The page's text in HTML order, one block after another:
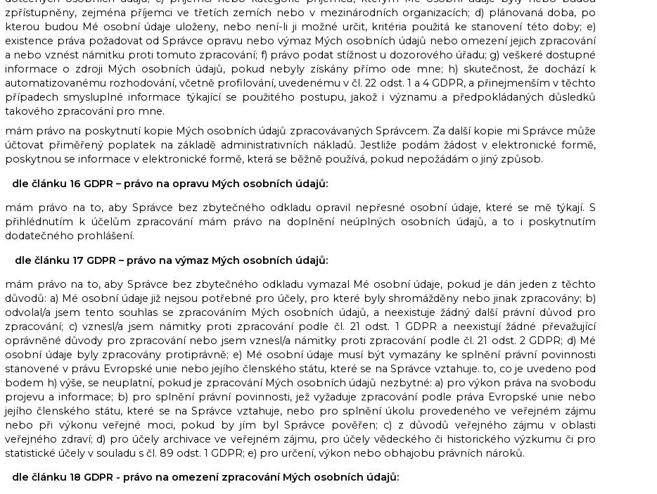
zpřístupněny, zejména příjemci ve třetích zemích nebo v mezinárodních organizacích; d) plánovaná doba, po
kterou budou Mé osobní údaje uloženy, nebo není-li ji možné určit, kritéria použitá ke stanovení této doby; e)
existence práva požadovat od Správce opravu nebo výmaz Mých osobních údajů nebo omezení jejich zpracování
a nebo vznést námitku proti tomuto zpracování; f) právo podat stížnost u dozorového úřadu; g) veškeré dostupné
informace o zdroji Mých osobních údajů, pokud nebyly získány přímo ode mne; h) skutečnost, že dochází k
automatizovanému rozhodování, včetně profilování, uvedenému v čl. 22 odst. 1 a 4 GDPR, a přinejmenším v těchto
případech smysluplné informace týkající se použitého postupu, jakož i významu a předpokládaných důsledků
takového zpracování pro mne.
mám právo na poskytnutí kopie Mých osobních údajů zpracovávaných Správcem. Za další kopie mi Správce může
účtovat přiměřený poplatek na základě administrativních nákladů. Jestliže podám žádost v elektronické formě,
poskytnou se informace v elektronické formě, která se běžně používá, pokud nepožádám o jiný způsob.
dle článku 16 GDPR – právo na opravu Mých osobních údajů:
mám právo na to, aby Správce bez zbytečného odkladu opravil nepřesné osobní údaje, které se mě týkají. S
přihlédnutím k účelům zpracování mám právo na doplnění neúplných osobních údajů, a to i poskytnutím
dodatečného prohlášení.
dle článku 17 GDPR – právo na výmaz Mých osobních údajů:
mám právo na to, aby Správce bez zbytečného odkladu vymazal Mé osobní údaje, pokud je dán jeden z těchto
důvodů: a) Mé osobní údaje již nejsou potřebné pro účely, pro které byly shromážděny nebo jinak zpracovány; b)
odvolal/a jsem tento souhlas se zpracováním Mých osobních údajů, a neexistuje žádný další právní důvod pro
zpracování; c) vznesl/a jsem námitky proti zpracování podle čl. 21 odst. 1 GDPR a neexistují žádné převažující
oprávněné důvody pro zpracování nebo jsem vznesl/a námitky proti zpracování podle čl. 21 odst. 2 GDPR; d) Mé
osobní údaje byly zpracovány protiprávně; e) Mé osobní údaje musí být vymazány ke splnění právní povinnosti
stanovené v právu Evropské unie nebo jejího členského státu, které se na Správce vztahuje. to, co je uvedeno pod
bodem h) výše, se neuplatní, pokud je zpracování Mých osobních údajů nezbytné: a) pro výkon práva na svobodu
projevu a informace; b) pro splnění právní povinnosti, jež vyžaduje zpracování podle práva Evropské unie nebo
jejího členského státu, které se na Správce vztahuje, nebo pro splnění úkolu provedeného ve veřejném zájmu
nebo při výkonu veřejné moci, pokud by jím byl Správce pověřen; c) z důvodů veřejného zájmu v oblasti
veřejného zdraví; d) pro účely archivace ve veřejném zájmu, pro účely vědeckého či historického výzkumu či pro
statistické účely v souladu s čl. 89 odst. 1 GDPR; e) pro určení, výkon nebo obhajobu právních nároků.
dle článku 18 GDPR - právo na omezení zpracování Mých osobních údajů: